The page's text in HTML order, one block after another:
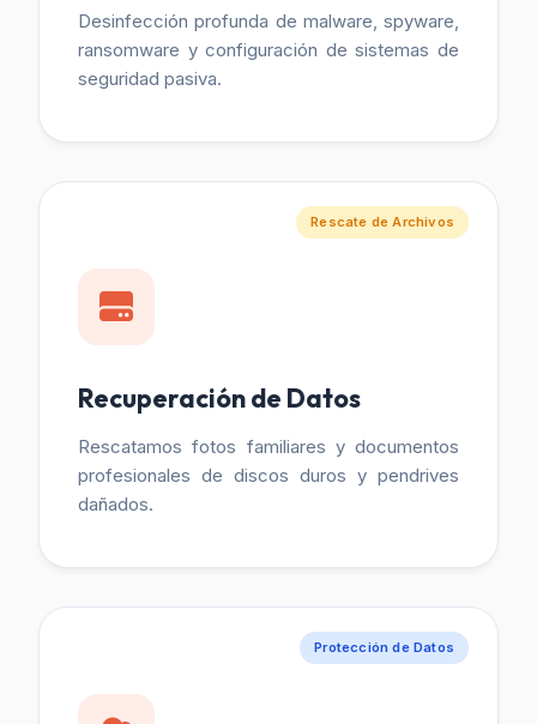
Desinfección profunda de malware, spyware,
ransomware y configuración de sistemas de
seguridad pasiva.
Rescate de Archivos
Recuperación de Datos
Rescatamos fotos familiares y documentos
profesionales de discos duros y pendrives
dañados.
Protección de Datos